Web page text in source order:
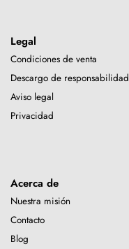
Legal
Condiciones de venta
Descargo de responsabilidad
Aviso legal
Privacidad
Acerca de
Nuestra misión
Contacto
Blog